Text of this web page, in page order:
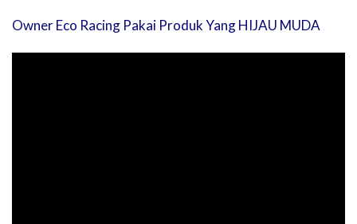
Owner Eco Racing Pakai Produk Yang HIJAU MUDA